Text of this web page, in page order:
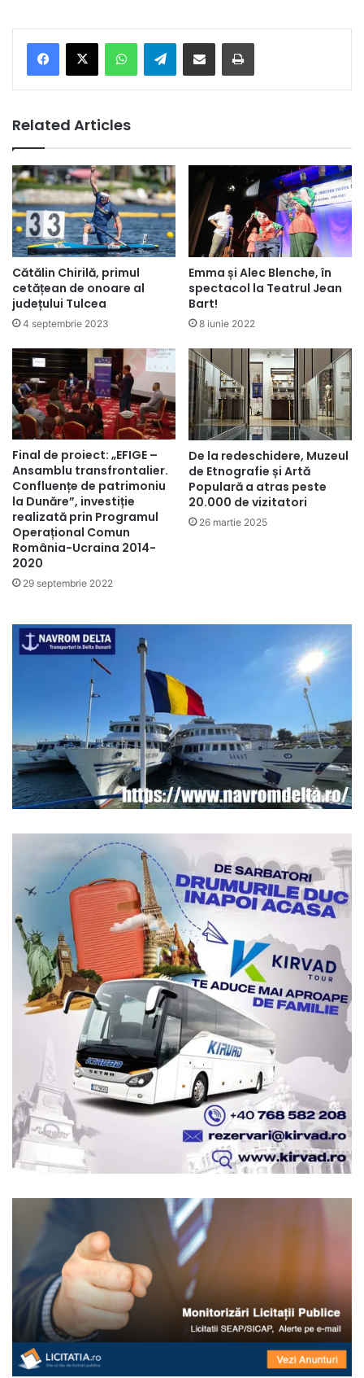
Telegram
Related Articles
Cătălin Chirilă, primul
cetățean de onoare al
județului Tulcea
4 septembrie 2023
Emma și Alec Blenche, în
spectacol la Teatrul Jean
Bart!
8 iunie 2022
Final de proiect: „EFIGE –
Ansamblu transfrontalier.
Confluențe de patrimoniu
la Dunăre”, investiție
realizată prin Programul
Operațional Comun
România-Ucraina 2014-
2020
29 septembrie 2022
De la redeschidere, Muzeul
de Etnografie și Artă
Populară a atras peste
20.000 de vizitatori
26 martie 2025